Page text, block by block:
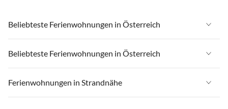
Beliebteste Ferienwohnungen in Österreich
Ferienwohnungen in Österreich
Ferienwohnungen in Tirol
Ferienwohnungen in Salzburger Land
Beliebteste Ferienwohnungen in Österreich
Ferienwohnungen in Österreich
Ferienwohnungen in Tirol
Ferienwohnungen in Strandnähe